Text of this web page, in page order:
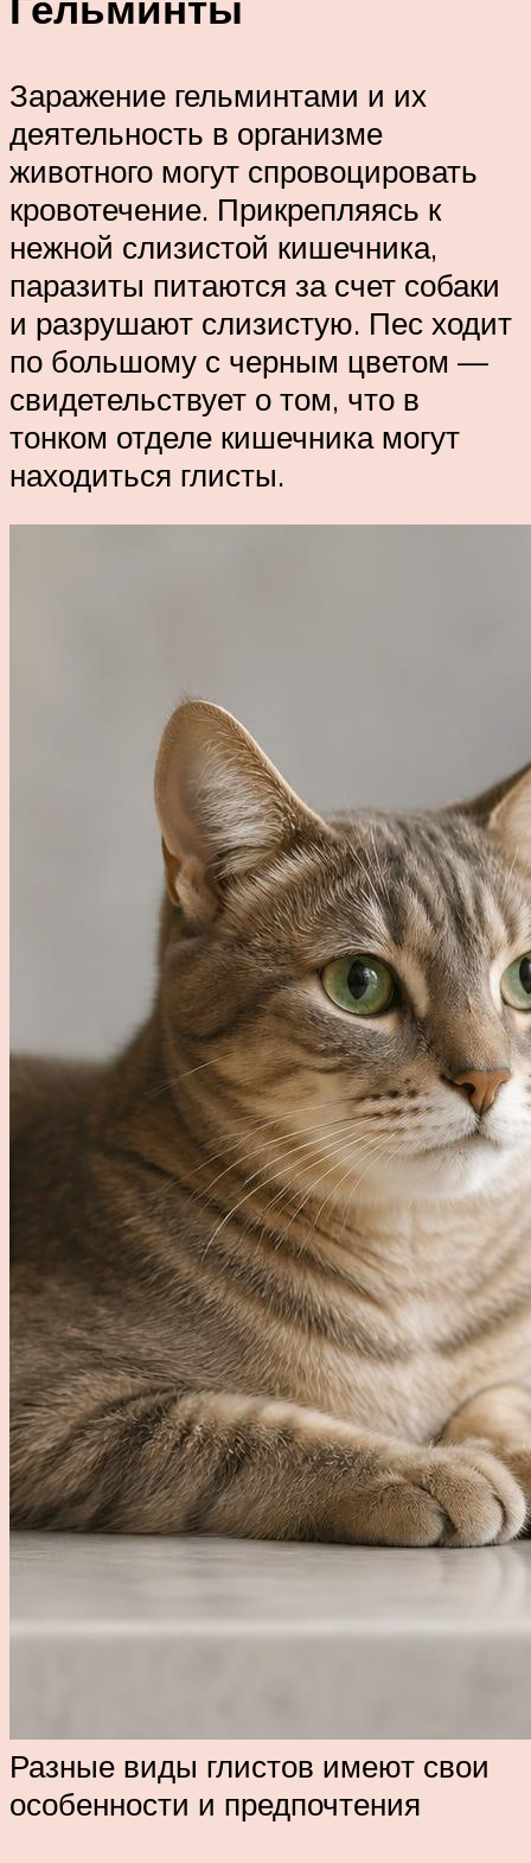
Заражение гельминтами и их
деятельность в организме
животного могут спровоцировать
кровотечение. Прикрепляясь к
нежной слизистой кишечника,
паразиты питаются за счет собаки
и разрушают слизистую. Пес ходит
по большому с черным цветом —
свидетельствует о том, что в
тонком отделе кишечника могут
находиться глисты.
Разные виды глистов имеют свои
особенности и предпочтения